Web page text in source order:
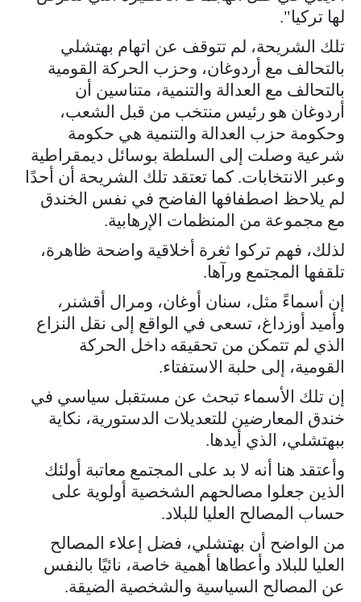
لها تركيا".
تلك الشريحة، لم تتوقف عن اتهام بهتشلي
بالتحالف مع أردوغان، وحزب الحركة القومية
بالتحالف مع العدالة والتنمية، متناسين أن
أردوغان هو رئيس منتخب من قبل الشعب،
وحكومة حزب العدالة والتنمية هي حكومة
شرعية وصلت إلى السلطة بوسائل ديمقراطية
وعبر الانتخابات. كما تعتقد تلك الشريحة أن أحدًا
لم يلاحظ اصطفافها الفاضح في نفس الخندق
مع مجموعة من المنظمات الإرهابية.
لذلك، فهم تركوا ثغرة أخلاقية واضحة ظاهرة،
تلقفها المجتمع ورآها.
إن أسماءً مثل، سنان أوغان، ومرال أقشنر،
وأميد أوزداغ، تسعى في الواقع إلى نقل النزاع
الذي لم تتمكن من تحقيقه داخل الحركة
القومية، إلى حلبة الاستفتاء.
إن تلك الأسماء تبحث عن مستقبل سياسي في
خندق المعارضين للتعديلات الدستورية، نكاية
ببهتشلي، الذي أيدها.
وأعتقد هنا أنه لا بد على المجتمع معاتبة أولئك
الذين جعلوا مصالحهم الشخصية أولوية على
حساب المصالح العليا للبلاد.
من الواضح أن بهتشلي، فضل إعلاء المصالح
العليا للبلاد وأعطاها أهمية خاصة، نائيًا بالنفس
عن المصالح السياسية والشخصية الضيقة.